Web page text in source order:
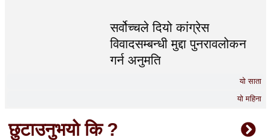
यो साता
यो महिना
सर्वोच्चले दियो कांग्रेस
विवादसम्बन्धी मुद्दा पुनरावलोकन
गर्न अनुमति
छुटाउनुभयो कि ?